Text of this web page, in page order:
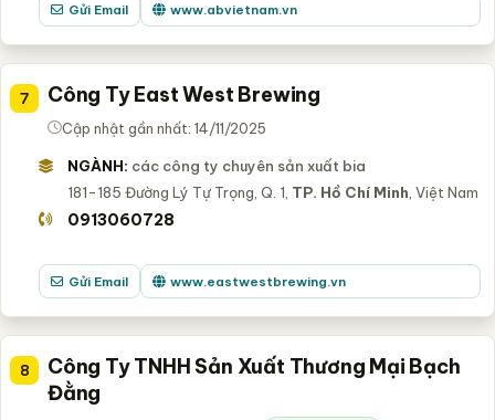
Gửi Email www.abvietnam.vn
7 Công Ty East West Brewing
Cập nhật gần nhất: 14/11/2025
NGÀNH: các công ty chuyên sản xuất bia
181-185 Đường Lý Tự Trọng, Q. 1, TP. Hồ Chí Minh , Việt Nam
0913060728
Gửi Email www.eastwestbrewing.vn
8
Công Ty TNHH Sản Xuất Thương Mại Bạch
Đằng